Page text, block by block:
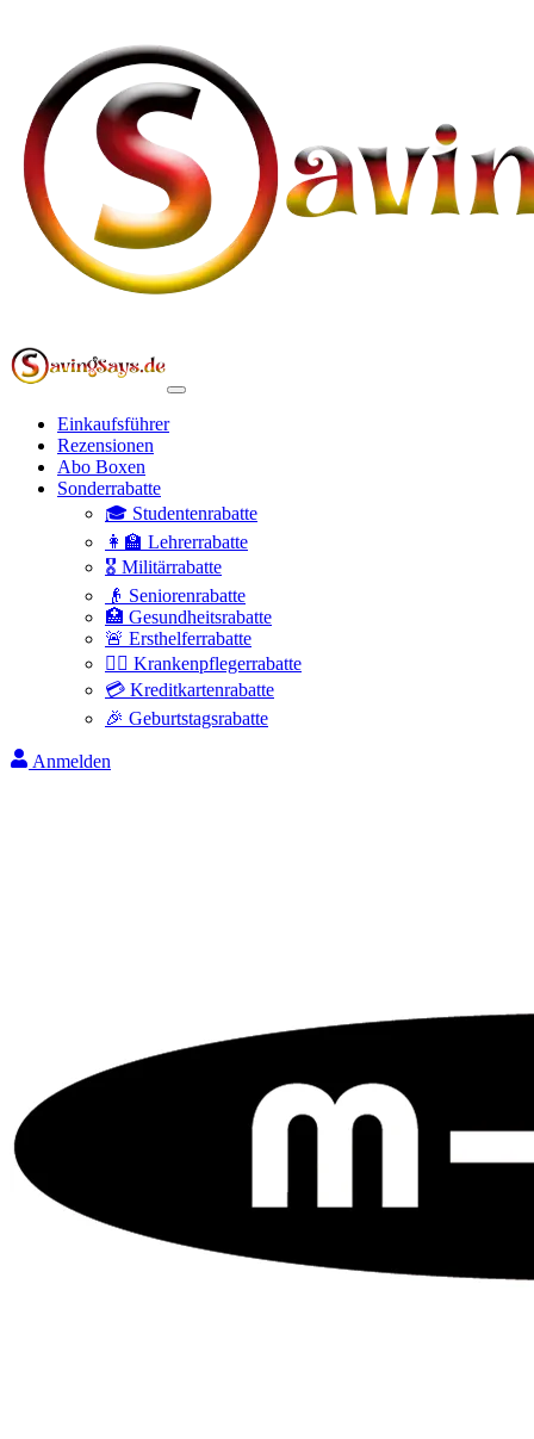
Einkaufsführer
Rezensionen
Abo Boxen
Sonderrabatte
🎓 Studentenrabatte
👩‍🏫 Lehrerrabatte
🎖️ Militärrabatte
👴 Seniorenrabatte
🏥 Gesundheitsrabatte
🚨 Ersthelferrabatte
👩‍⚕️ Krankenpflegerrabatte
💳 Kreditkartenrabatte
🎉 Geburtstagsrabatte
Anmelden